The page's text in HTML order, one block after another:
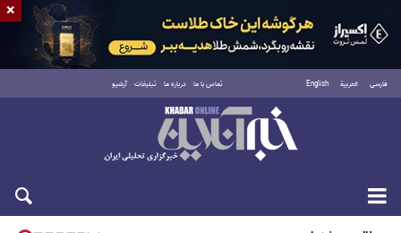
فارسی العربية English تماس با ما درباره ما تبلیغات آرشیو
پنجشنبه ۱۵ مرداد ۱۴۰۵
×